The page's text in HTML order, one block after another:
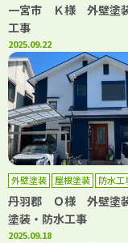
一宮市 Ｋ様 外壁塗
工事
2025.09.22
外壁塗装 屋根塗装 防水工
丹羽郡 Ｏ様 外壁塗
塗装・防水工事
2025.09.18